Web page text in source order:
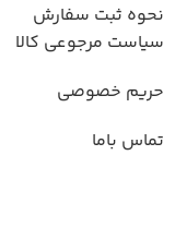
نحوه ثبت سفارش
سیاست مرجوعی کال
حریم خصوصی
تماس باما